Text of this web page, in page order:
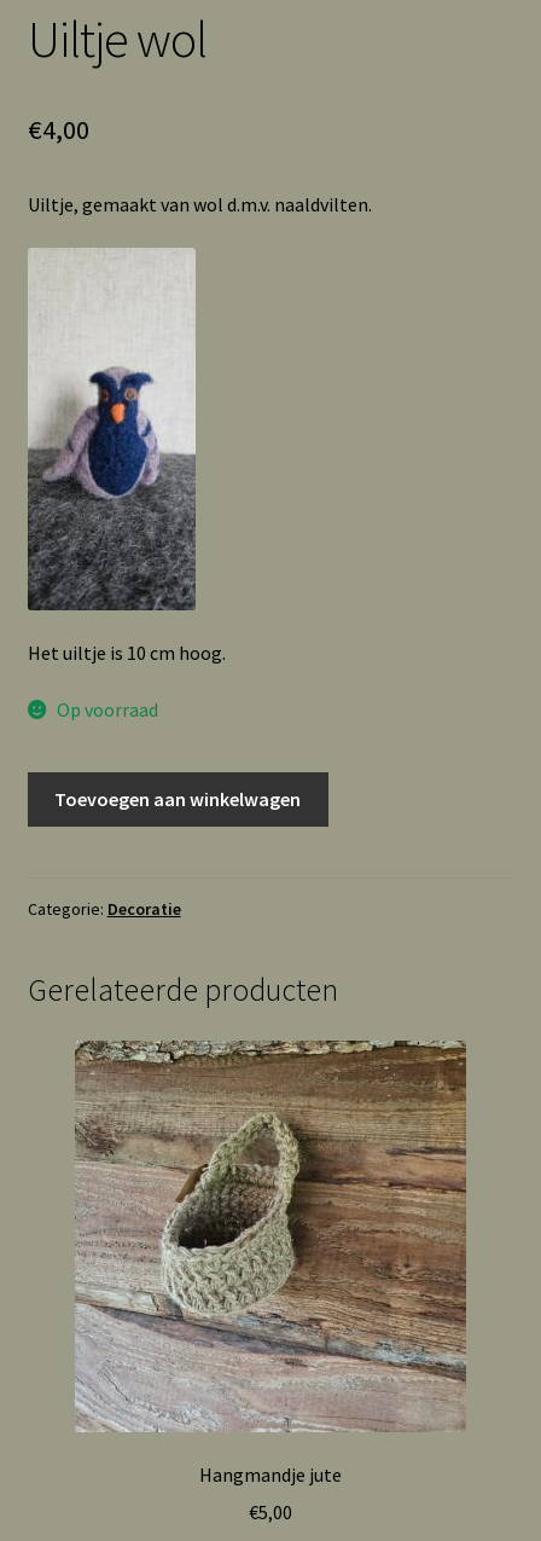
Uiltje wol
€4,00
Uiltje, gemaakt van wol d.m.v. naaldvilten.
Het uiltje is 10 cm hoog.
Op voorraad
Toevoegen aan winkelwagen
Categorie: Decoratie
Gerelateerde producten
Hangmandje jute
€5,00